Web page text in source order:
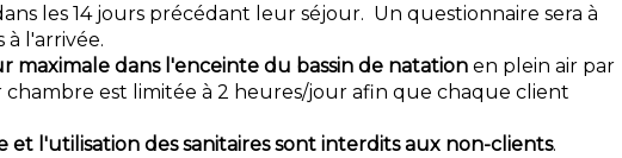
les 14 jours précédant leur séjour. Un questionnaire sera à
à l'arrivée.
maximale dans l'enceinte du bassin de natation en plein air par
est limitée à 2 heures/jour afin que chaque client
et l'utilisation des sanitaires sont interdits aux non-clients.